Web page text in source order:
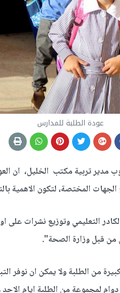
عودة الطلبة للمدارس
مدير تربية مكتب الخليل، ان
المختصة، لتكون الاهمية
التعليمي وتوزيع نشرات على
قبل وزارة الصحة".
من الطلبة ولا يمكن ان نوفر
لمجموعة من الطلبة ايام الاحد